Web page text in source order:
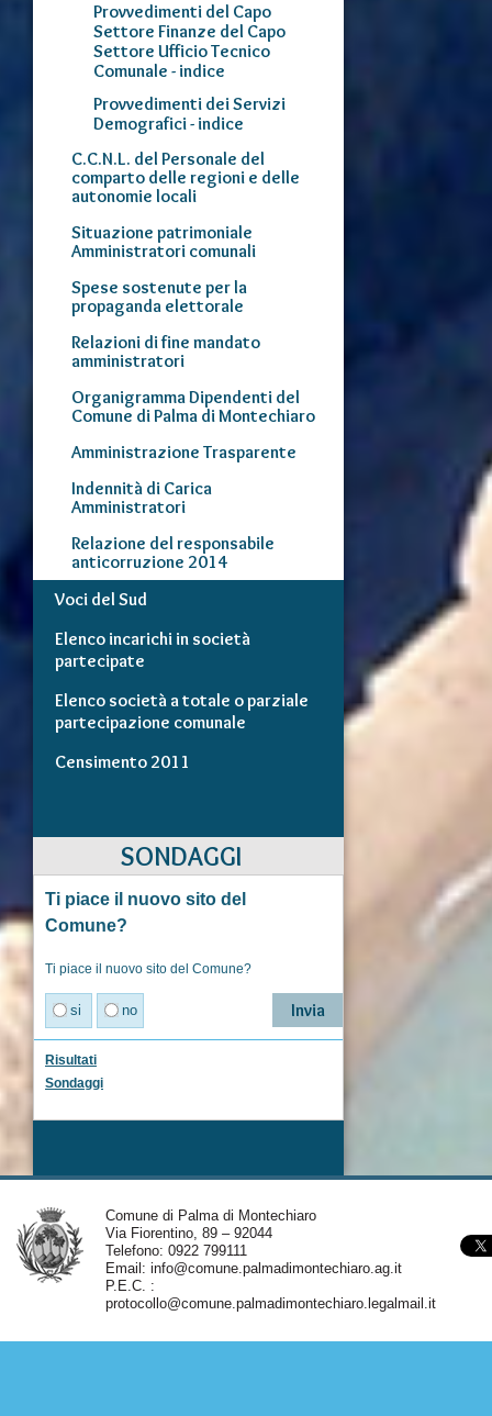
Provvedimenti del Capo
Settore Finanze del Capo
Settore Ufficio Tecnico
Comunale - indice
Provvedimenti dei Servizi
Demografici - indice
C.C.N.L. del Personale del
comparto delle regioni e delle
autonomie locali
Situazione patrimoniale
Amministratori comunali
Spese sostenute per la
propaganda elettorale
Relazioni di fine mandato
amministratori
Organigramma Dipendenti del
Comune di Palma di Montechiaro
Amministrazione Trasparente
Indennità di Carica
Amministratori
Relazione del responsabile
anticorruzione 2014
Voci del Sud
Elenco incarichi in società
partecipate
Elenco società a totale o parziale
partecipazione comunale
Censimento 2011
SONDAGGI
Ti piace il nuovo sito del
Comune?
Ti piace il nuovo sito del Comune?
si no
Risultati
Sondaggi
Comune di Palma di Montechiaro
Via Fiorentino, 89 – 92044
Telefono: 0922 799111
Email: info@comune.palmadimontechiaro.ag.it
P.E.C. :
protocollo@comune.palmadimontechiaro.legalmail.it